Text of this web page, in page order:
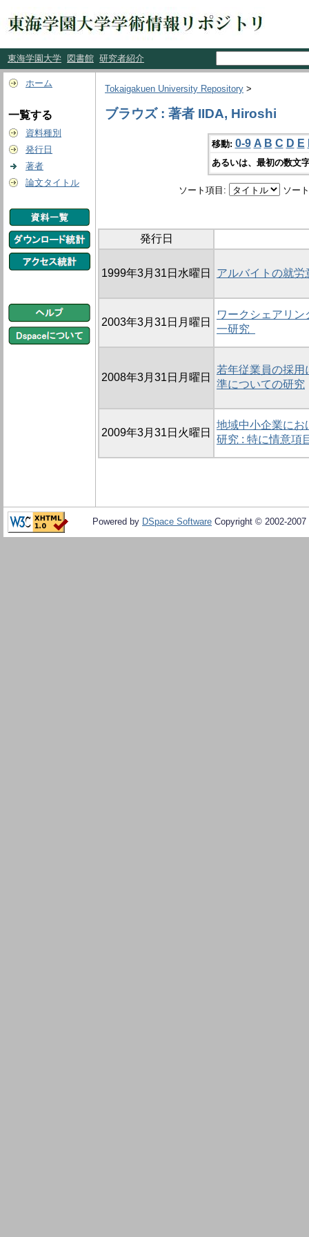
東海学園大学 図書館 研究者紹介
ホーム
一覧する
資料種別
発行日
著者
論文タイトル
Tokaigakuen University Repository >
ブラウズ : 著者 IIDA, Hiroshi
移動: 0-9 A B C D E
あるいは、最初の数文
ソート項目: ソー
発行日
1999年3月31日水曜日 アルバイトの就
2003年3月31日月曜日
ワークシェアリ
一研究
2008年3月31日月曜日
若年従業員の採
準についての研究
2009年3月31日火曜日
地域中小企業にお
研究 : 特に情意項
Powered by DSpace Software Copyright © 2002-2007